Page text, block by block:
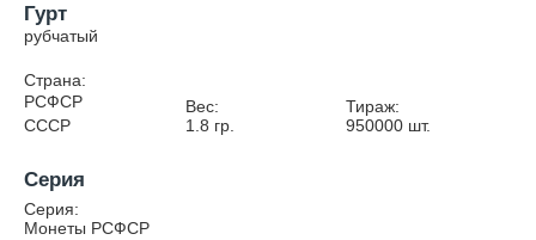
Гурт
рубчатый
Страна:
РСФСР
СССР
Вес:
1.8 гр.
Тираж:
950000 шт.
Серия
Серия:
Монеты РСФСР